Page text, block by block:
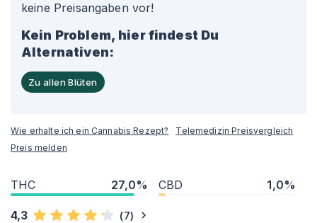
keine Preisangaben vor!
Kein Problem, hier findest Du
Alternativen:
Zu allen Blüten
Wie erhalte ich ein Cannabis Rezept?
Telemedizin Preisvergleich
Preis melden
THC 27,0% CBD 1,0%
4,3 (7)